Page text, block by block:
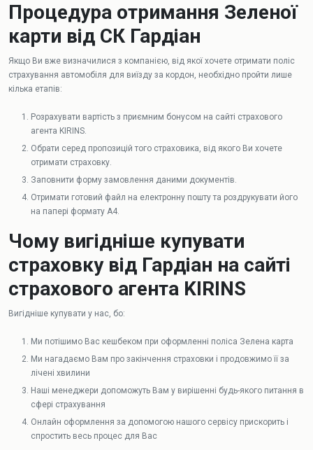
Процедура отримання Зеленої
карти від СК Гардіан
Якщо Ви вже визначилися з компанією, від якої хочете отримати поліс
страхування автомобіля для виїзду за кордон, необхідно пройти лише
кілька етапів:
Розрахувати вартість з приємним бонусом на сайті страхового
агента KIRINS.
Обрати серед пропозицій того страховика, від якого Ви хочете
отримати страховку.
Заповнити форму замовлення даними документів.
Отримати готовий файл на електронну пошту та роздрукувати його
на папері формату А4.
Чому вигідніше купувати
страховку від Гардіан на сайті
страхового агента KIRINS
Вигідніше купувати у нас, бо:
Ми потішимо Вас кешбеком при оформленні поліса Зелена карта
Ми нагадаємо Вам про закінчення страховки і продовжимо її за
лічені хвилини
Наші менеджери допоможуть Вам у вирішенні будь-якого питання в
сфері страхування
Онлайн оформлення за допомогою нашого сервісу прискорить і
спростить весь процес для Вас